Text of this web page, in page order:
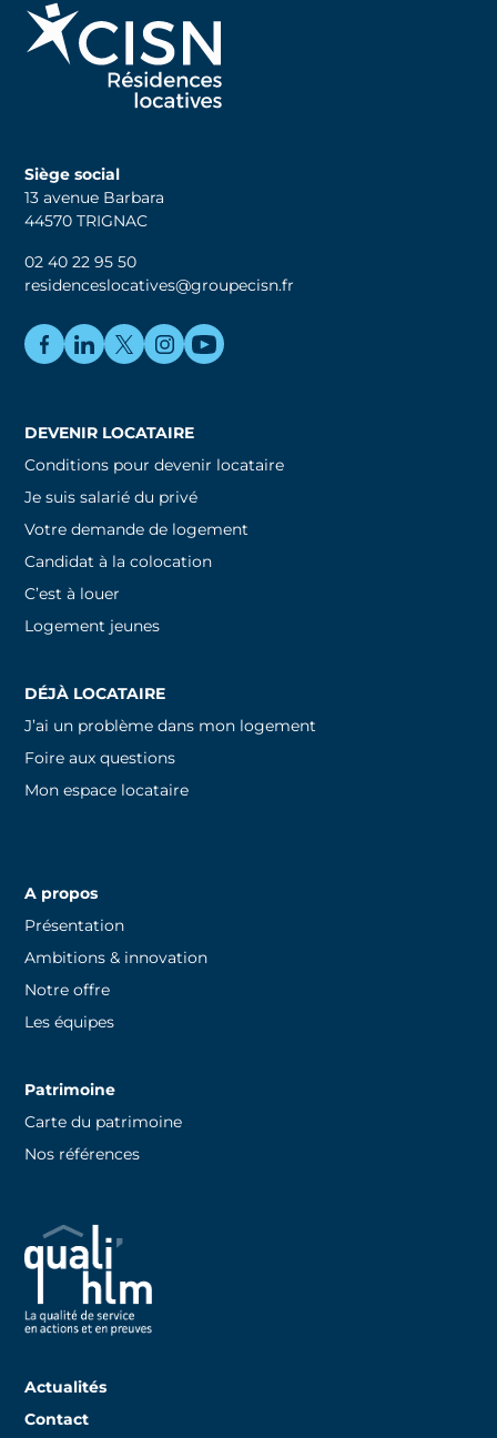
Siège social
13 avenue Barbara
44570 TRIGNAC
02 40 22 95 50
residenceslocatives@groupecisn.fr
DEVENIR LOCATAIRE
Conditions pour devenir locataire
Je suis salarié du privé
Votre demande de logement
Candidat à la colocation
C’est à louer
Logement jeunes
DÉJÀ LOCATAIRE
J’ai un problème dans mon logement
Foire aux questions
Mon espace locataire
A propos
Présentation
Ambitions & innovation
Notre offre
Les équipes
Patrimoine
Carte du patrimoine
Nos références
Actualités
Contact